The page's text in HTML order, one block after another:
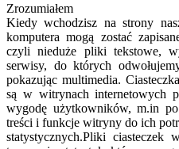
Zrozumiałem
Kiedy wchodzisz na strony
komputera mogą zostać
czyli nieduże pliki tekstowe,
serwisy, do których
pokazując multimedia.
są w witrynach internetowych
wygodę użytkowników, m.in
treści i funkcje witryny do ich
statystycznych.Pliki ciasteczek